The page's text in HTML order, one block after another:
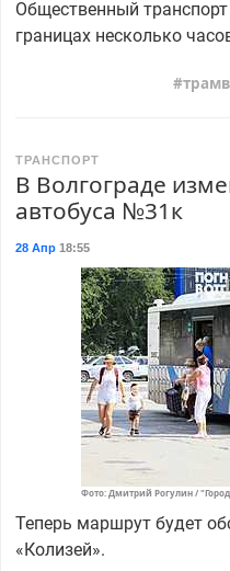
Общественный
границах несколько
ТРАНСПОРТ
В Волгограде
автобуса №31к
28 Апр18:55
Фото: Дмитрий Рогулин /
Теперь маршрут будет
«Колизей».